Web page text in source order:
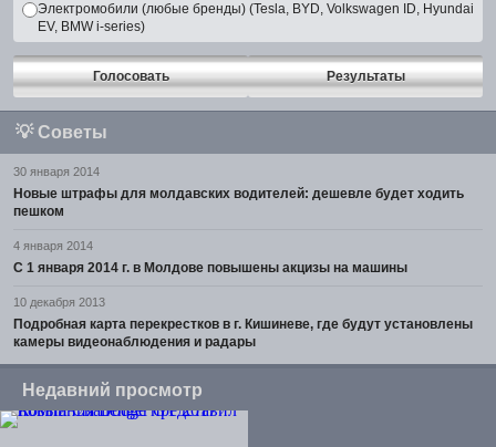
Электромобили (любые бренды) (Tesla, BYD, Volkswagen ID, Hyundai
EV, BMW i-series)
Голосовать Результаты
💡 Советы
30 января 2014
Новые штрафы для молдавских водителей: дешевле будет ходить
пешком
4 января 2014
С 1 января 2014 г. в Молдове повышены акцизы на машины
10 декабря 2013
Подробная карта перекрестков в г. Кишиневе, где будут установлены
камеры видеонаблюдения и радары
Недавний просмотр